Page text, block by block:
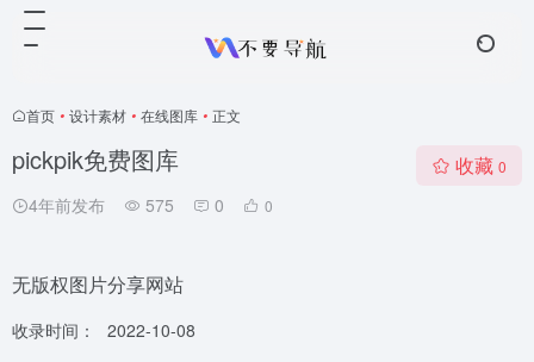
首页 • 设计素材 • 在线图库 • 正文
pickpik免费图库
4年前发布 575 0 0
收藏 0
无版权图片分享网站
收录时间：
2022-10-08